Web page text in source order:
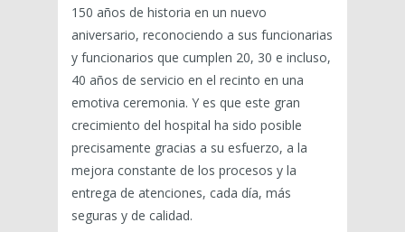
150 años de historia en un nuevo
aniversario, reconociendo a sus funcionarias
y funcionarios que cumplen 20, 30 e incluso,
40 años de servicio en el recinto en una
emotiva ceremonia. Y es que este gran
crecimiento del hospital ha sido posible
precisamente gracias a su esfuerzo, a la
mejora constante de los procesos y la
entrega de atenciones, cada día, más
seguras y de calidad.